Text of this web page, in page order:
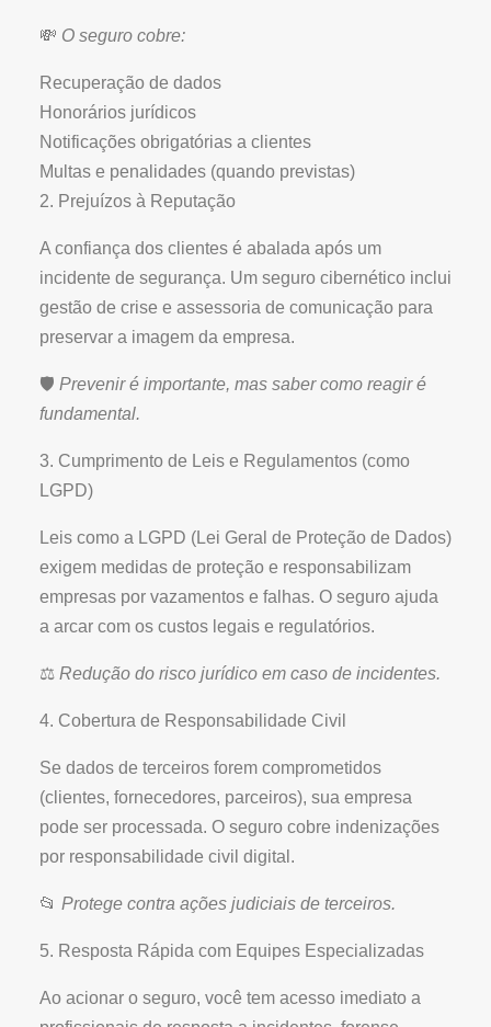
💸 O seguro cobre:
Recuperação de dados
Honorários jurídicos
Notificações obrigatórias a clientes
Multas e penalidades (quando previstas)
2. Prejuízos à Reputação
A confiança dos clientes é abalada após um
incidente de segurança. Um seguro cibernético inclui
gestão de crise e assessoria de comunicação para
preservar a imagem da empresa.
🛡️ Prevenir é importante, mas saber como reagir é
fundamental.
3. Cumprimento de Leis e Regulamentos (como
LGPD)
Leis como a LGPD (Lei Geral de Proteção de Dados)
exigem medidas de proteção e responsabilizam
empresas por vazamentos e falhas. O seguro ajuda
a arcar com os custos legais e regulatórios.
⚖️ Redução do risco jurídico em caso de incidentes.
4. Cobertura de Responsabilidade Civil
Se dados de terceiros forem comprometidos
(clientes, fornecedores, parceiros), sua empresa
pode ser processada. O seguro cobre indenizações
por responsabilidade civil digital.
📂 Protege contra ações judiciais de terceiros.
5. Resposta Rápida com Equipes Especializadas
Ao acionar o seguro, você tem acesso imediato a